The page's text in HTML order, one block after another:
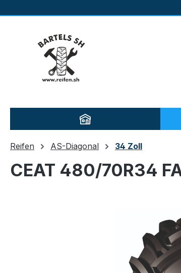
Reifen AS-Diagonal 34 Zoll
CEAT 480/70R34